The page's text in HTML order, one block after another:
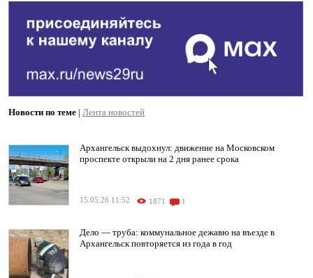
Новости по теме | Лента новостей
Архангельск выдохнул: движение на Московском
проспекте открыли на 2 дня ранее срока
15.05.26 11:52 1871 1
Дело — труба: коммунальное дежавю на въезде в
Архангельск повторяется из года в год